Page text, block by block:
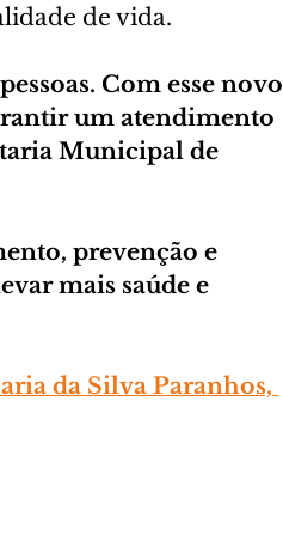
de vida.
Com esse novo
um atendimento
Municipal de
prevenção e
mais saúde e
da Silva Paranhos,